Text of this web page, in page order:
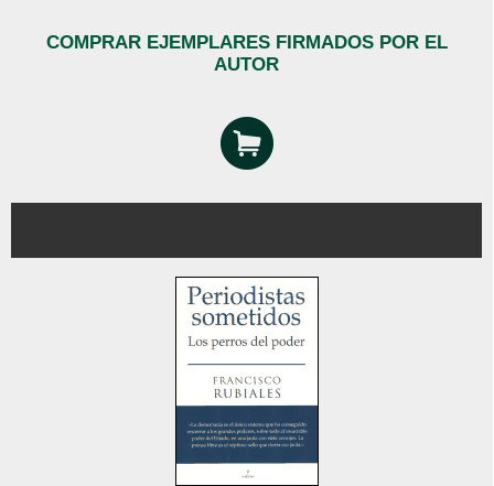
COMPRAR EJEMPLARES FIRMADOS POR EL
AUTOR